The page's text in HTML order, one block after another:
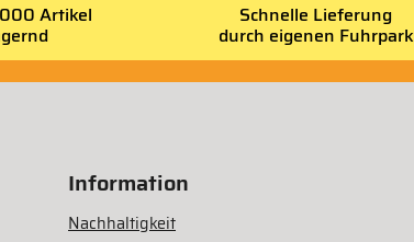
Artikel Schnelle Lieferung
durch eigenen Fuhrpark
Information
Nachhaltigkeit